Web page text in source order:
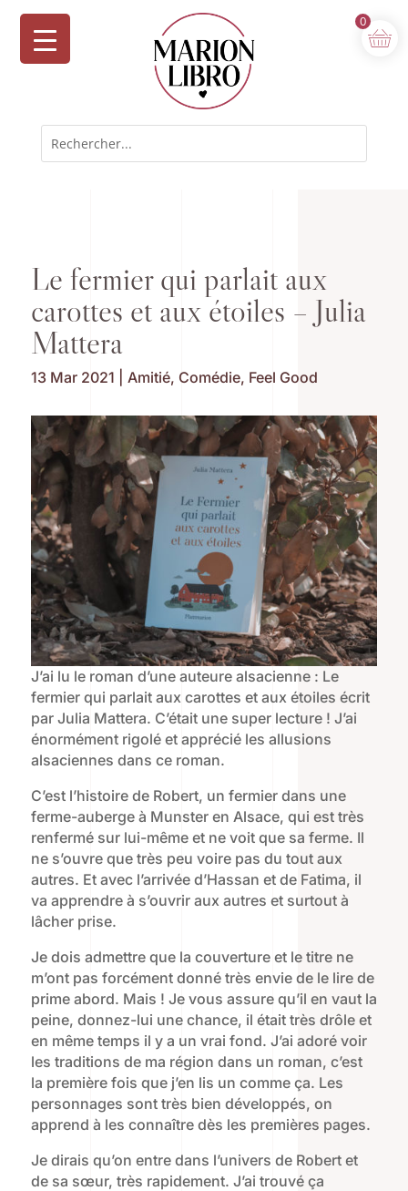
Le fermier qui parlait aux
carottes et aux étoiles – Julia
Mattera
13 Mar 2021 Amitié, Comédie, Feel Good
J’ai lu le roman d’une auteure alsacienne : Le
fermier qui parlait aux carottes et aux étoiles écrit
par Julia Mattera. C’était une super lecture ! J’ai
énormément rigolé et apprécié les allusions
alsaciennes dans ce roman.
C’est l’histoire de Robert, un fermier dans une
ferme-auberge à Munster en Alsace, qui est très
renfermé sur lui-même et ne voit que sa ferme. Il
ne s’ouvre que très peu voire pas du tout aux
autres. Et avec l’arrivée d’Hassan et de Fatima, il
va apprendre à s’ouvrir aux autres et surtout à
lâcher prise.
Je dois admettre que la couverture et le titre ne
m’ont pas forcément donné très envie de le lire de
prime abord. Mais ! Je vous assure qu’il en vaut la
peine, donnez-lui une chance, il était très drôle et
en même temps il y a un vrai fond. J’ai adoré voir
les traditions de ma région dans un roman, c’est
la première fois que j’en lis un comme ça. Les
personnages sont très bien développés, on
apprend à les connaître dès les premières pages.
Je dirais qu’on entre dans l’univers de Robert et
de sa sœur, très rapidement. J’ai trouvé ça
0